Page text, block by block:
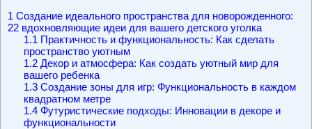
1 Создание идеального пространства для новорожденного:
22 вдохновляющие идеи для вашего детского уголка
1.1 Практичность и функциональность: Как сделать
пространство уютным
1.2Декор и атмосфера: Как создать уютный мир для
вашего ребенка
1.3Создание зоны для игр: Функциональность в каждом
квадратном метре
1.4Футуристические подходы: Инновации в декоре и
функциональности